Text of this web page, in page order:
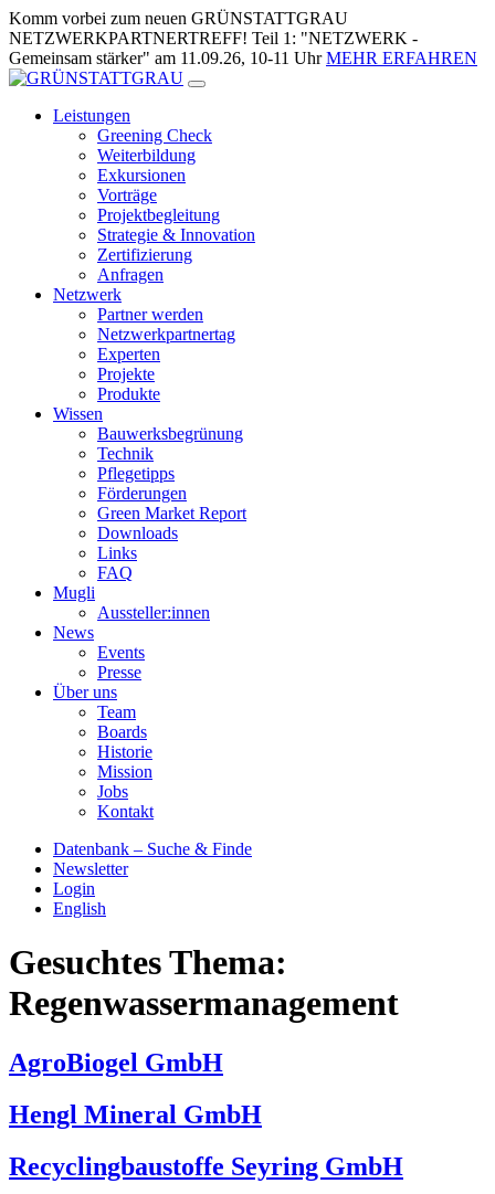
Zum
Inhalt
springen
Komm vorbei zum neuen GRÜNSTATTGRAU
NETZWERKPARTNERTREFF! Teil 1: "NETZWERK -
Gemeinsam stärker" am 11.09.26, 10-11 UhrMEHR ERFAHREN
Leistungen
Greening Check
Weiterbildung
Exkursionen
Vorträge
Projektbegleitung
Strategie & Innovation
Zertifizierung
Anfragen
Netzwerk
Partner werden
Netzwerkpartnertag
Experten
Projekte
Produkte
Wissen
Bauwerksbegrünung
Technik
Pflegetipps
Förderungen
Green Market Report
Downloads
Links
FAQ
Mugli
Aussteller:innen
News
Events
Presse
Über uns
Team
Boards
Historie
Mission
Jobs
Kontakt
Datenbank – Suche & Finde
Newsletter
Login
English
Gesuchtes Thema:
Regenwassermanagement
AgroBiogel GmbH
Hengl Mineral GmbH
Recyclingbaustoffe Seyring GmbH